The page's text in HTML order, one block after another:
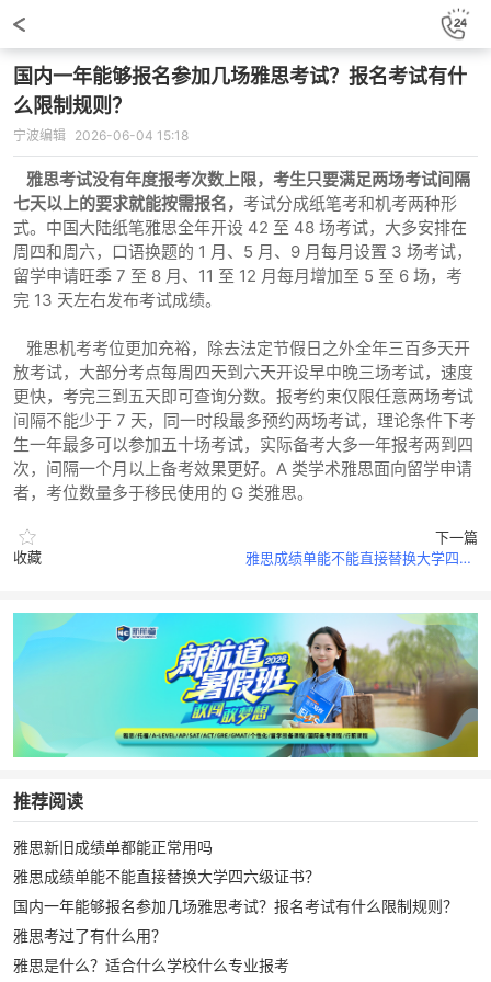
国内一年能够报名参加几场雅思考试？报名考试有什
么限制规则？
宁波编辑 2026-06-04 15:18
雅思考试没有年度报考次数上限，考生只要满足两场考试间隔
七天以上的要求就能按需报名， 考试分成纸笔考和机考两种形
式。中国大陆纸笔雅思全年开设 42 至 48 场考试，大多安排在
周四和周六，口语换题的 1 月、5 月、9 月每月设置 3 场考试，
留学申请旺季 7 至 8 月、11 至 12 月每月增加至 5 至 6 场，考
完 13 天左右发布考试成绩。
雅思机考考位更加充裕，除去法定节假日之外全年三百多天开
放考试，大部分考点每周四天到六天开设早中晚三场考试，速度
更快，考完三到五天即可查询分数。报考约束仅限任意两场考试
间隔不能少于 7 天，同一时段最多预约两场考试，理论条件下考
生一年最多可以参加五十场考试，实际备考大多一年报考两到四
次，间隔一个月以上备考效果更好。A 类学术雅思面向留学申请
者，考位数量多于移民使用的 G 类雅思。
收藏
下一篇
雅思成绩单能不能直接替换大学四六级证书？
推荐阅读
雅思新旧成绩单都能正常用吗
雅思成绩单能不能直接替换大学四六级证书？
国内一年能够报名参加几场雅思考试？报名考试有什么限制规则？
雅思考过了有什么用？
雅思是什么？适合什么学校什么专业报考